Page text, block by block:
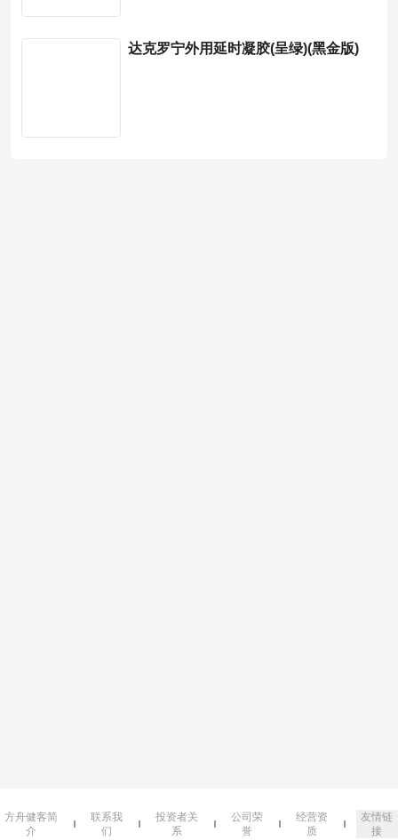
达克罗宁外用延时凝胶(呈绿)(黑金版)
方舟健客简
介
联系我
们
投资者关
系
公司荣
誉
经营资
质
友情链
接